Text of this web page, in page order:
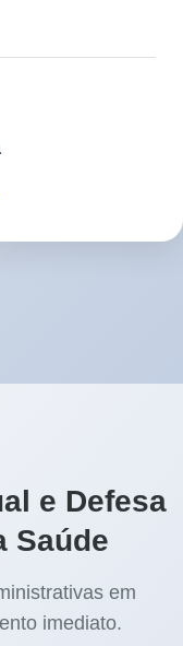
e Defesa
Saúde
em
imediato.